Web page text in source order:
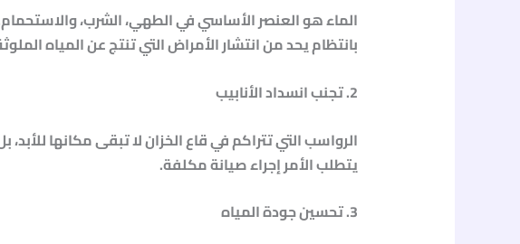
الماء هو العنصر الأساسي في الطهي، الشرب،
بانتظام يحد من انتشار الأمراض التي تنتج عن المياه
2. تجنب انسداد الأنابيب
الرواسب التي تتراكم في قاع الخزان لا تبقى مكانها
يتطلب الأمر إجراء صيانة مكلفة.
3. تحسين جودة المياه